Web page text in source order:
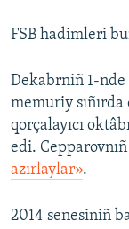
FSB hadimleri
Dekabrniñ 1-nde
memuriy
qorçalayıcı
edi.
azırlaylar».
2014 senesiniñ